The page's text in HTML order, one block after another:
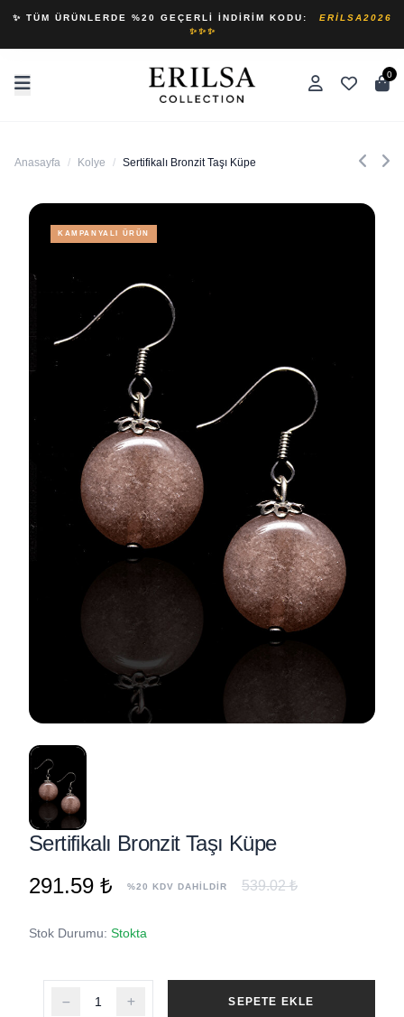
✨ TÜM ÜRÜNLERDE %20 GEÇERLI İNDIRIM KODU:
ERILSA2026
✨✨✨
0
Anasayfa / Kolye / Sertifikalı Bronzit Taşı Küpe
KAMPANYALI ÜRÜN
Sertifikalı Bronzit Taşı Küpe
291.59 ₺
%20 KDV DAHİLDİR 539.02 ₺
Stok Durumu: Stokta
SEPETE EKLE